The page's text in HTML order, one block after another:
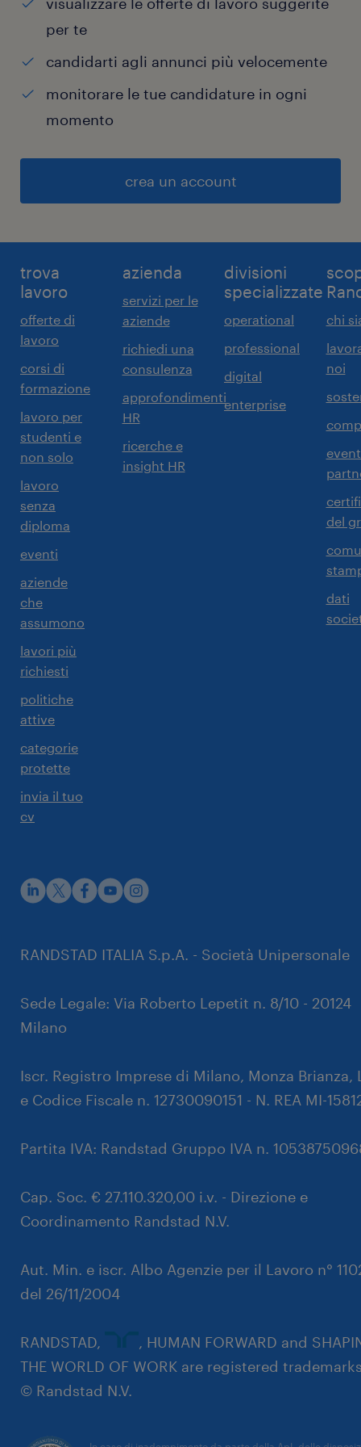
per te
candidarti agli annunci più velocemente
monitorare le tue candidature in ogni
momento
crea un account
trova
lavoro
offerte di
lavoro
corsi di
formazione
lavoro per
studenti e
non solo
lavoro
senza
diploma
eventi
aziende
che
assumono
lavori più
richiesti
politiche
attive
categorie
protette
invia il tuo
cv
azienda
servizi per le
aziende
richiedi una
consulenza
approfondimenti
HR
ricerche e
insight HR
divisioni
specializzate
operational
professional
digital
enterprise
chi
noi
del
dati
RANDSTAD ITALIA S.p.A. - Società Unipersonale
Sede Legale: Via Roberto Lepetit n. 8/10 - 20124
Milano
Iscr. Registro Imprese di Milano, Monza Brianza,
e Codice Fiscale n. 12730090151 - N. REA MI-
Partita IVA: Randstad Gruppo IVA n.
Cap. Soc. € 27.110.320,00 i.v. - Direzione e
Coordinamento Randstad N.V.
Aut. Min. e iscr. Albo Agenzie per il Lavoro n°
del 26/11/2004
RANDSTAD,
, HUMAN FORWARD and
THE WORLD OF WORK are registered
© Randstad N.V.